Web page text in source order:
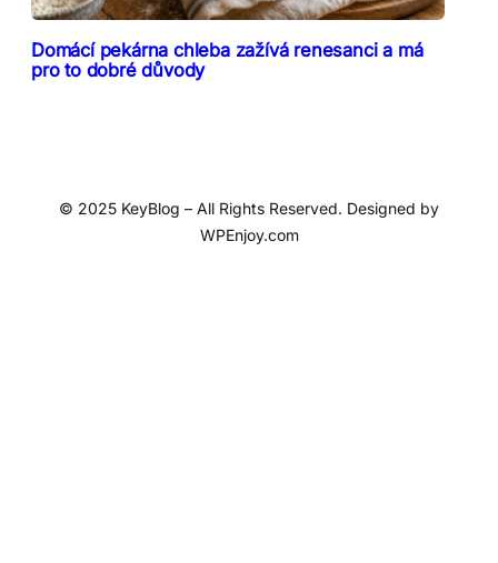
Domácí pekárna chleba zažívá renesanci a má
pro to dobré důvody
© 2025 KeyBlog – All Rights Reserved. Designed by
WPEnjoy.com